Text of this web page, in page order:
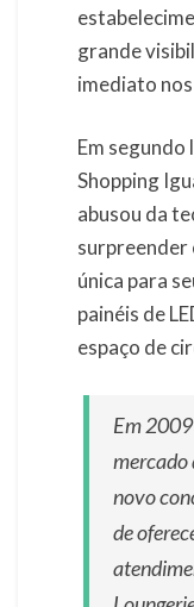
grande
imediato
Em segundo
Shopping
abusou da
surpreender
única para
painéis de
espaço de
Em
mercado
novo
de